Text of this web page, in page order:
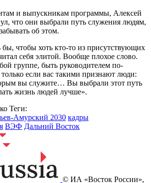
и выпускникам программы, Алексей
что они выбрали путь служения людям,
об этом.
бы, чтобы хоть кто-то из присутствующих
себя элитой. Вообще плохое слово.
группе, быть руководителем по-
если вас такими признают люди:
вы служите… Вы выбрали этот путь
жизнь людей лучше».
Теги:
Амурский 2030 кадры
ВЭФ Дальний Восток
© ИА «Восток России»,